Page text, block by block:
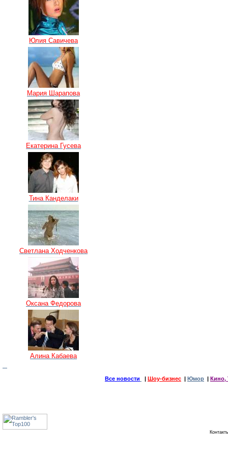
Юлия Савичева
Мария Шарапова
Екатерина Гусева
Тина Канделаки
Светлана Ходченкова
Оксана Федорова
Алина Кабаева
Все новости Шоу-бизнес Юмор Кино,